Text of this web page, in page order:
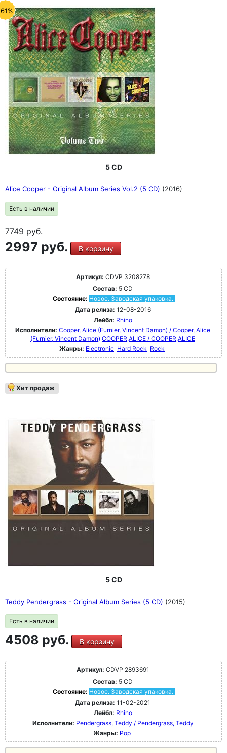
5 CD
Alice Cooper - Original Album Series Vol.2 (5 CD) (2016)
Есть в наличии
7749руб.
2997 руб. В корзину
Артикул: CDVP 3208278
Состав: 5 CD
Состояние: Новое. Заводская упаковка.
Дата релиза: 12-08-2016
Лейбл: Rhino
Исполнители: Cooper, Alice (Furnier, Vincent Damon) / Cooper, Alice
(Furnier, Vincent Damon) COOPER,ALICE / COOPER,ALICE
Жанры: Electronic Hard Rock Rock
Хит продаж
5 CD
Teddy Pendergrass - Original Album Series (5 CD) (2015)
Есть в наличии
4508 руб. В корзину
Артикул: CDVP 2893691
Состав: 5 CD
Состояние: Новое. Заводская упаковка.
Дата релиза: 11-02-2021
Лейбл: Rhino
Исполнители: Pendergrass, Teddy / Pendergrass, Teddy
Жанры: Pop